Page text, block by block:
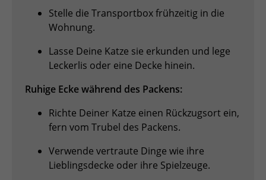
Stelle die Transportbox frühzeitig in die
Wohnung.
Lasse Deine Katze sie erkunden und lege
Leckerlis oder eine Decke hinein.
Ruhige Ecke während des Packens:
Richte Deiner Katze einen Rückzugsort ein,
fern vom Trubel des Packens.
Verwende vertraute Dinge wie ihre
Lieblingsdecke oder ihre Spielzeuge.